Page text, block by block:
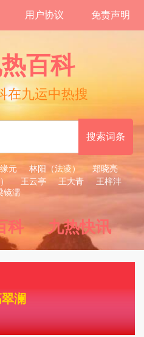
用户协议 免责声明
百科
在九运中热搜
元 林阳（法凌）
郑晓亮
王云亭 王大青
王梓沣
镜濡
科 九热快讯
澜